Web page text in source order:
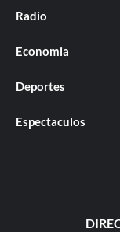
Radio
Economia
Deportes
Espectaculos